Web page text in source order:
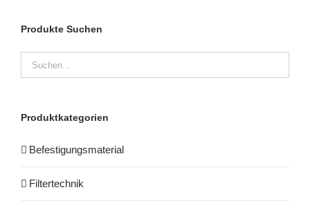
Produkte Suchen
Produktkategorien
Befestigungsmaterial
Filtertechnik